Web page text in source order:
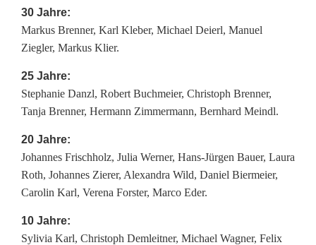
30 Jahre:
Markus Brenner, Karl Kleber, Michael Deierl, Manuel
Ziegler, Markus Klier.
25 Jahre:
Stephanie Danzl, Robert Buchmeier, Christoph Brenner,
Tanja Brenner, Hermann Zimmermann, Bernhard Meindl.
20 Jahre:
Johannes Frischholz, Julia Werner, Hans-Jürgen Bauer, Laura
Roth, Johannes Zierer, Alexandra Wild, Daniel Biermeier,
Carolin Karl, Verena Forster, Marco Eder.
10 Jahre:
Sylivia Karl, Christoph Demleitner, Michael Wagner, Felix